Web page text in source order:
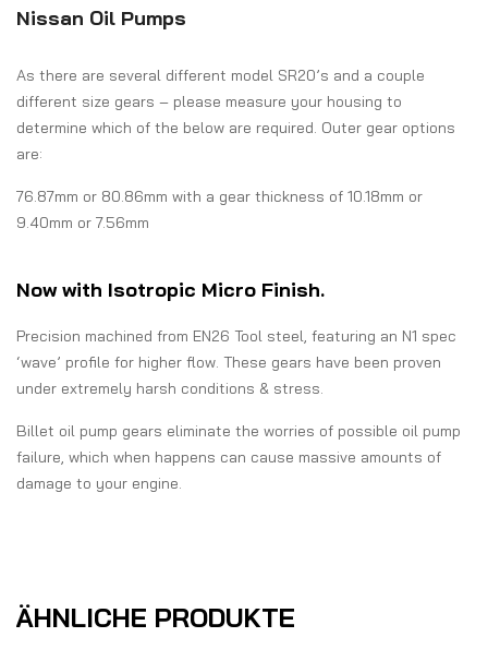
Nissan Oil Pumps
As there are several different model SR20’s and a couple
different size gears – please measure your housing to
determine which of the below are required. Outer gear options
are:
76.87mm or 80.86mm with a gear thickness of 10.18mm or
9.40mm or 7.56mm
Now with Isotropic Micro Finish.
Precision machined from EN26 Tool steel, featuring an N1 spec
‘wave’ profile for higher flow. These gears have been proven
under extremely harsh conditions & stress.
Billet oil pump gears eliminate the worries of possible oil pump
failure, which when happens can cause massive amounts of
damage to your engine.
ÄHNLICHE PRODUKTE